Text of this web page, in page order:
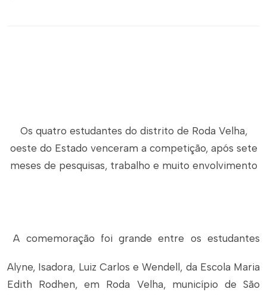
Os quatro estudantes do distrito de Roda Velha,
oeste do Estado venceram a competição, após sete
meses de pesquisas, trabalho e muito envolvimento
A comemoração foi grande entre os estudantes
Alyne, Isadora, Luiz Carlos e Wendell, da Escola Maria
Edith Rodhen, em Roda Velha, município de São